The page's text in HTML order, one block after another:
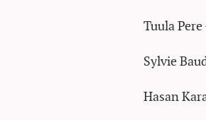
Tuula
Sylvie
Hasan